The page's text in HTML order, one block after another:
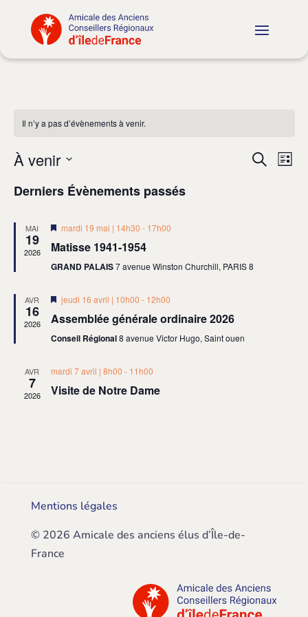
Il n’y a pas d’évènements à venir.
Recherche
Liste
À venir
une
Derniers Évènements passés
MAI
19
2026
Mis
avant
mardi 19 mai | 14h30 - 17h00
Matisse 1941-1954
GRAND PALAIS7 avenue Winston Churchill, PARIS 8
AVR
16
2026
Mis
avant
jeudi 16 avril | 10h00 - 12h00
Assemblée générale ordinaire 2026
Conseil Régional8 avenue Victor Hugo, Saint ouen
AVR
7
2026
mardi 7 avril | 8h00 - 11h00
Visite de Notre Dame
Mentions légales
© 2026 Amicale des anciens élus d’Île-de-
France